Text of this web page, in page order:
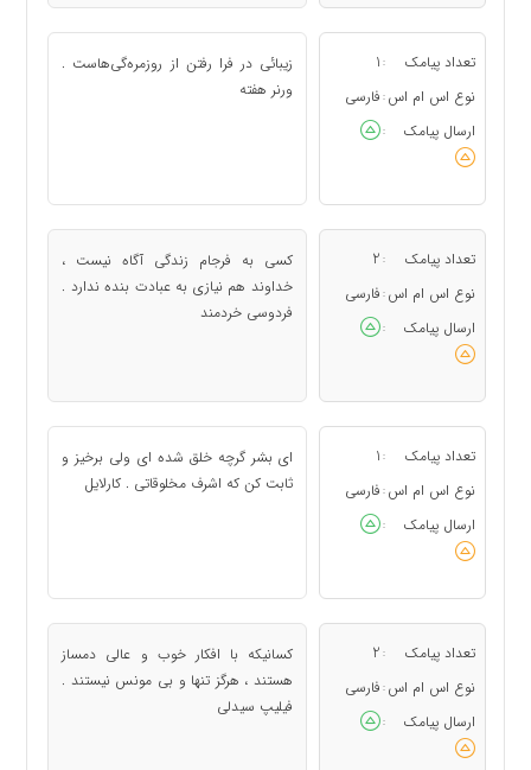
تعداد پیامک :
1
نوع اس ام اس : فارسی
ارسال پیامک
:
زیبائی در فرا رفتن از روزمره‌گی‌هاست .
ورنر هفته
تعداد پیامک :
2
نوع اس ام اس : فارسی
ارسال پیامک
:
کسی به فرجام زندگی آگاه نیست ،
خداوند هم نیازی به عبادت بنده ندارد .
فردوسی خردمند
تعداد پیامک :
1
نوع اس ام اس : فارسی
ارسال پیامک
:
ای بشر گرچه خلق شده ای ولی برخیز و
ثابت کن که اشرف مخلوقاتی . کارلایل
تعداد پیامک :
2
نوع اس ام اس : فارسی
ارسال پیامک
:
کسانیکه با افکار خوب و عالی دمساز
هستند ، هرگز تنها و بی مونس نیستند .
فیلیپ سیدلی